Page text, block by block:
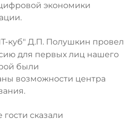
экономики
куб" Д.П. Полушкин провел
для первых лиц нашего
были
возможности центра
сказали